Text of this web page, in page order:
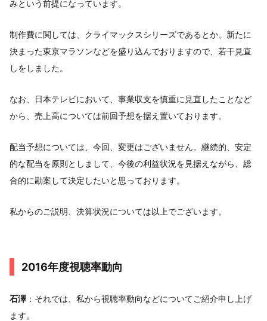
みという前提になっています。
制作費に関しては、クライマックスシリーズであるとか、新たに
決まった東京マラソンなどを盛り込んでおりますので、若干見直
しをしました。
なお、日本テレビにおいて、事業収支を慎重に見直したことなど
から、売上高については前回予想を据え置いております。
配当予想については、今回、変更はございません。継続的、安定
的な配当を原則としまして、今後の利益状況を見据えながら、総
合的に勘案して決定したいと思っております。
私からのご説明、決算状況については以上でございます。
2016年度視聴率動向
石澤：それでは、私から視聴率動向などについてご紹介申し上げ
ます。